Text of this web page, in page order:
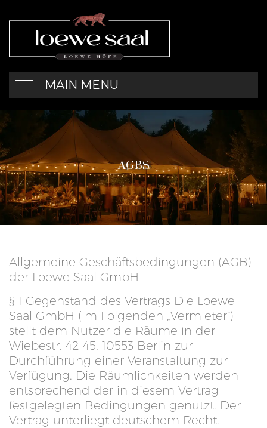
MAIN MENU
AGBS
Allgemeine Geschäftsbedingungen (AGB)
der Loewe Saal GmbH
§ 1 Gegenstand des Vertrags Die Loewe
Saal GmbH (im Folgenden „Vermieter“)
stellt dem Nutzer die Räume in der
Wiebestr. 42-45, 10553 Berlin zur
Durchführung einer Veranstaltung zur
Verfügung. Die Räumlichkeiten werden
entsprechend der in diesem Vertrag
festgelegten Bedingungen genutzt. Der
Vertrag unterliegt deutschem Recht.